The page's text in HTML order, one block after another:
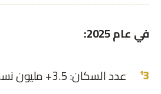
في عام 2025:
عدد السكان: 3.5+ مليون نسمة